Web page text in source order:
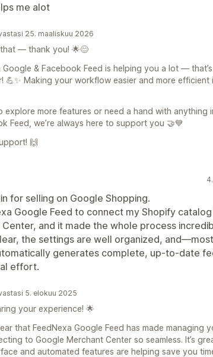
me alot
25. maaliskuu 2026
— thank you! 🌟😊
Google & Facebook Feed is helping you a lot —
💪✨ Making your workflow easier and more efficient
explore more features or need a hand with anything
Feed, we’re always here to support you 🤝💙
🙌
for selling on Google Shopping.
Google Feed to connect my Shopify
and it made the whole process
the settings are well organized, and—most
generates complete, up-to-date
effort.
5. elokuu 2025
your experience! 🌟
that FeedNexa Google Feed has made managing
to Google Merchant Center so seamless. It’s
and automated features are helping save you